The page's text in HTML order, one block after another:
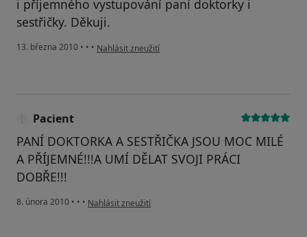
i příjemného vystupování paní doktorky i
sestřičky. Děkuji.
13. března 2010 • • • podle názoru uživatele Pacient
Nahlásit zneužití
Pacient
PANÍ DOKTORKA A SESTŘIČKA JSOU MOC MILÉ
A PŘÍJEMNÉ!!!A UMÍ DĚLAT SVOJI PRÁCI
DOBŘE!!!
8. února 2010 • • • podle názoru uživatele Pacient
Nahlásit zneužití